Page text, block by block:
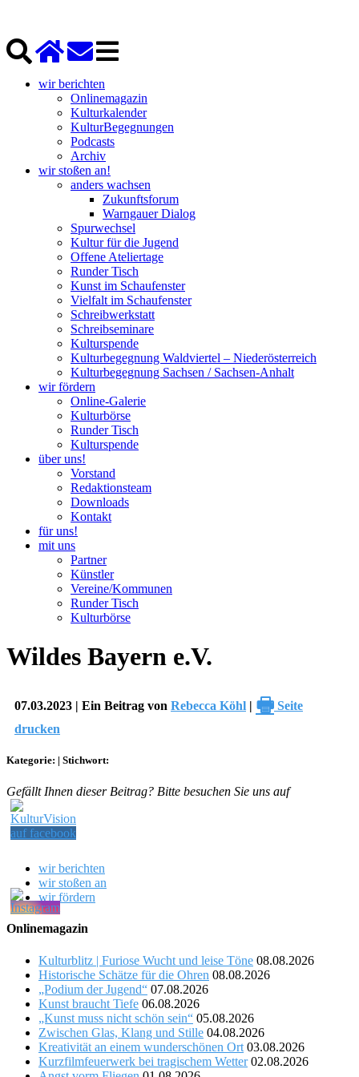
wir berichten
Onlinemagazin
Kulturkalender
KulturBegegnungen
Podcasts
Archiv
wir stoßen an!
anders wachsen
Zukunftsforum
Warngauer Dialog
Spurwechsel
Kultur für die Jugend
Offene Ateliertage
Runder Tisch
Kunst im Schaufenster
Vielfalt im Schaufenster
Schreibwerkstatt
Schreibseminare
Kulturspende
Kulturbegegnung Waldviertel – Niederösterreich
Kulturbegegnung Sachsen / Sachsen-Anhalt
wir fördern
Online-Galerie
Kulturbörse
Runder Tisch
Kulturspende
über uns!
Vorstand
Redaktionsteam
Downloads
Kontakt
für uns!
mit uns
Partner
Künstler
Vereine/Kommunen
Runder Tisch
Kulturbörse
Wildes Bayern e.V.
07.03.2023 | Ein Beitrag von Rebecca Köhl | 🖶 Seite
drucken
Kategorie: | Stichwort:
Gefällt Ihnen dieser Beitrag? Bitte besuchen Sie uns auf
wir berichten
wir stoßen an
wir fördern
Onlinemagazin
Kulturblitz | Furiose Wucht und leise Töne 08.08.2026
Historische Schätze für die Ohren 08.08.2026
„Podium der Jugend“ 07.08.2026
Kunst braucht Tiefe 06.08.2026
„Kunst muss nicht schön sein“ 05.08.2026
Zwischen Glas, Klang und Stille 04.08.2026
Kreativität an einem wunderschönen Ort 03.08.2026
Kurzfilmfeuerwerk bei tragischem Wetter 02.08.2026